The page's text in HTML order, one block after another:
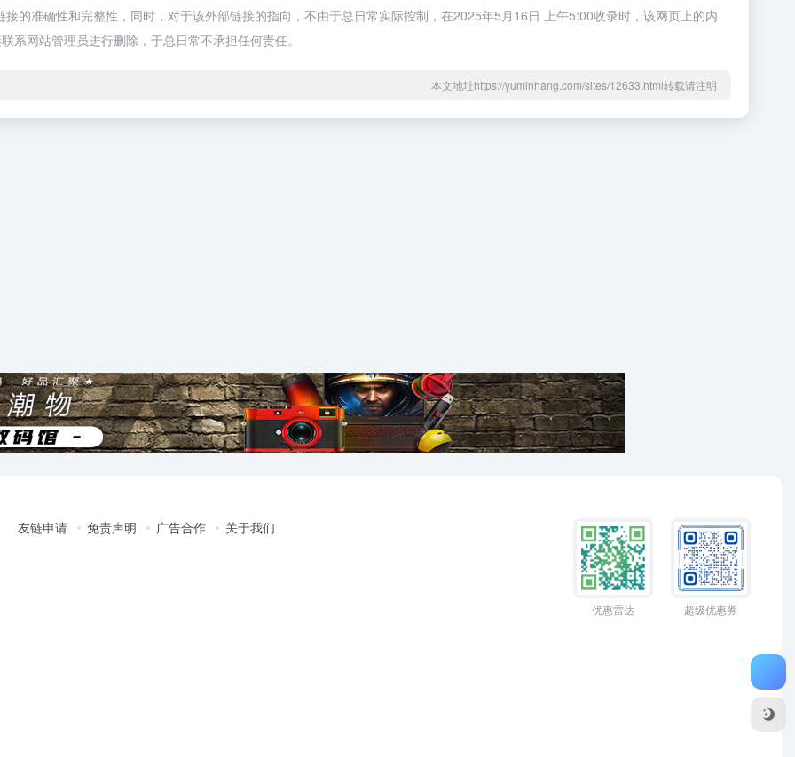
的准确性和完整性，同时，对于该外部链接的指向，不由于总日常实际控制，在2025年5月16日 上午5:00收录时，该网页上的内
系网站管理员进行删除，于总日常不承担任何责任。
本文地址https://yuminhang.com/sites/12633.html转载请注明
友链申请 免责声明 广告合作 关于我们
优惠雷达 超级优惠券